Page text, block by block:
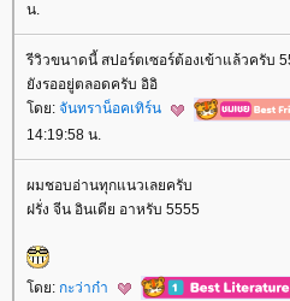
น.
รีวิวขนาดนี้ สปอร์ตเซอร์ต้องเข้าแล้วครับ
ังรออยู่ตลอดครับ อิอิ
ดย: จันทราน็อคเทิร์น
14:19:58 น.
ผมชอบอ่านทุกแนวเลยครับ
ฝรั่ง จีน อินเดีย อาหรับ 5555
ดย: กะว่าก๋า